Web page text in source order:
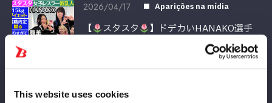
This website uses cookies
2026/04/17 Aparições na mídia
【 スタスタ
】ドデカいHANAKO選手
舞華“後輩おごりすぎ”疑
】
2026/04/16